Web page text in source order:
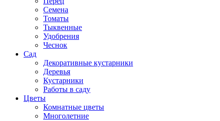
Семена
Томаты
Тыквенные
Удобрения
Чеснок
Сад
Декоративные кустарники
Деревья
Кустарники
Работы в саду
Цветы
Комнатные цветы
Многолетние